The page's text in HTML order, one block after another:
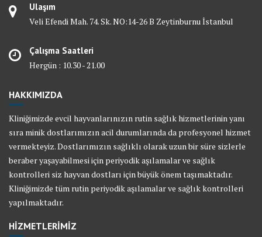
Ulaşım
Veli Efendi Mah. 74. Sk. NO:14-26 B Zeytinburnu İstanbul
Çalışma Saatleri
Hergün : 10.30 - 21.00
HAKKIMIZDA
Kliniğimizde evcil hayvanlarınızın rutin sağlık hizmetlerinin yanı
sıra minik dostlarımızın acil durumlarında da profesyonel hizmet
vermekteyiz. Dostlarımızın sağlıklı olarak uzun bir süre sizlerle
beraber yaşayabilmesi için periyodik aşılamalar ve sağlık
kontrolleri siz hayvan dostları için büyük önem taşımaktadır.
Kliniğimizde tüm rutin periyodik aşılamalar ve sağlık kontrolleri
yapılmaktadır.
HİZMETLERİMİZ